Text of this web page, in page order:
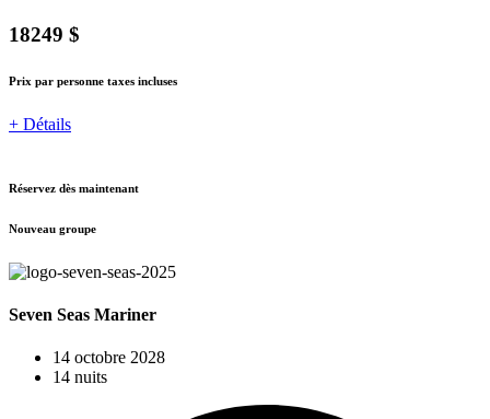
18249 $
Prix par personne taxes incluses
+ Détails
Réservez dès maintenant
Nouveau groupe
Seven Seas Mariner
14 octobre 2028
14 nuits